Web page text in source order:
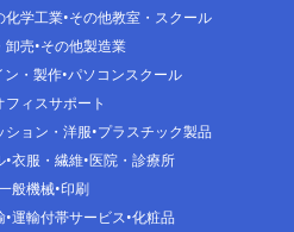
化学工業 その他教室・スクール
卸売 その他製造業
ン・製作 パソコンスクール
フィスサポート
ション・洋服 プラスチック製品
衣服・繊維 医院・診療所
般機械 印刷
運輸付帯サービス 化粧品